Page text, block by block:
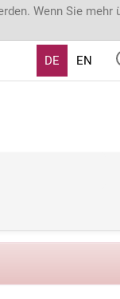
Wenn Sie mehr
DE EN